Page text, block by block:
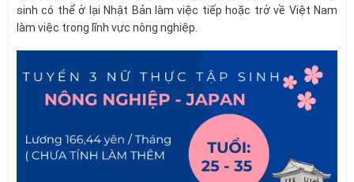
sinh có thể ở lại Nhật Bản làm việc tiếp hoặc trở về Việt Nam
làm việc trong lĩnh vực nông nghiệp.